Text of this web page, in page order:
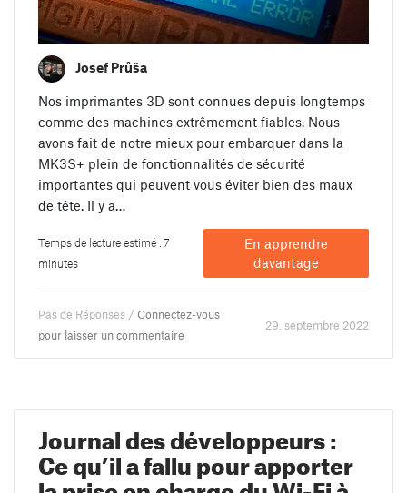
Josef Průša
Nos imprimantes 3D sont connues depuis longtemps
comme des machines extrêmement fiables. Nous
avons fait de notre mieux pour embarquer dans la
MK3S+ plein de fonctionnalités de sécurité
importantes qui peuvent vous éviter bien des maux
de tête. Il y a…
Temps de lecture estimé : 7
minutes
En apprendre
davantage
Pas de Réponses / Connectez-vous
pour laisser un commentaire
29. septembre 2022
Journal des développeurs :
Ce qu’il a fallu pour apporter